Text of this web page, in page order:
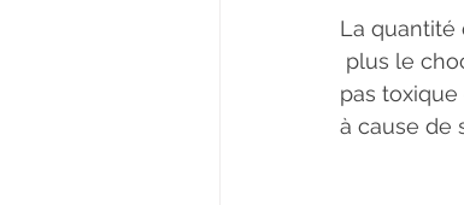
La quantité
pas
à cause de